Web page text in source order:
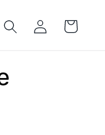
Iniciar
sesión
Carrito